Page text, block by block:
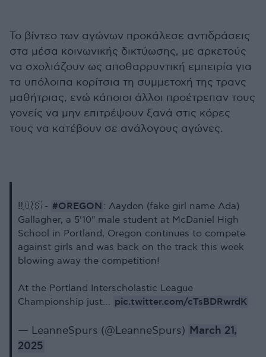
Το βίντεο των αγώνων προκάλεσε αντιδράσεις
στα μέσα κοινωνικής δικτύωσης, με αρκετούς
να σχολιάζουν ως αποθαρρυντική εμπειρία για
τα υπόλοιπα κορίτσια τη συμμετοχή της τρανς
μαθήτριας, ενώ κάποιοι άλλοι προέτρεπαν τους
γονείς να μην επιτρέψουν ξανά στις κόρες
τους να κατέβουν σε ανάλογους αγώνες.
‼️🇺🇸 - #OREGON : Aayden (fake girl name Ada)
Gallagher, a 5'10" male student at McDaniel High
School in Portland, Oregon continues to compete
against girls and was back on the track this week
blowing away the competition!
At the Portland Interscholastic League
Championship just… pic.twitter.com/cTsBDRwrdK
— LeanneSpurs (@LeanneSpurs) March 21,
2025